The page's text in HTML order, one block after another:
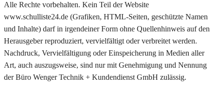
Alle Rechte vorbehalten. Kein Teil der Website
www.schulliste24.de (Grafiken, HTML-Seiten, geschützte Namen
und Inhalte) darf in irgendeiner Form ohne Quellenhinweis auf den
Herausgeber reproduziert, vervielfältigt oder verbreitet werden.
Nachdruck, Vervielfältigung oder Einspeicherung in Medien aller
Art, auch auszugsweise, sind nur mit Genehmigung und Nennung
der Büro Wenger Technik + Kundendienst GmbH zulässig.